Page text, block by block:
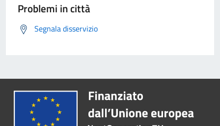
Problemi in città
Segnala disservizio